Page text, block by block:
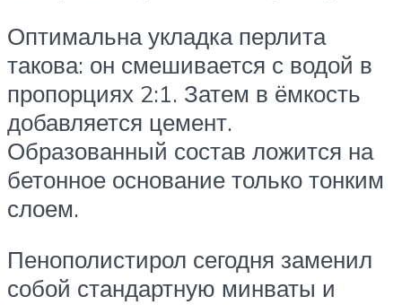
Оптимальна укладка перлита
такова: он смешивается с водой в
пропорциях 2:1. Затем в ёмкость
добавляется цемент.
Образованный состав ложится на
бетонное основание только тонким
слоем.
Пенополистирол сегодня заменил
собой стандартную минваты и